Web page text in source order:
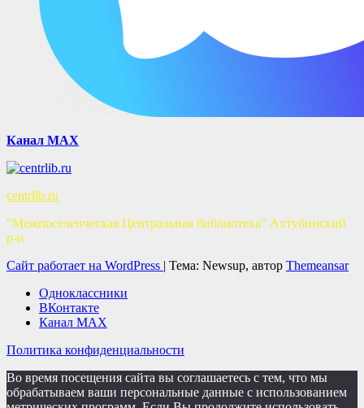
Канал MAX
centrlib.ru
"Межпоселенческая Центральная библиотека" Ахтубинский
р-н
Сайт работает на WordPress | Тема: Newsup, автор Themeansar
Одноклассники
ВКонтакте
Канал MAX
Политика конфиденциальности
Во время посещения сайта вы соглашаетесь с тем, что мы
обрабатываем ваши персональные данные с использованием